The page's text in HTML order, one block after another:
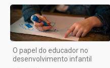
O papel do educador no
desenvolvimento infantil